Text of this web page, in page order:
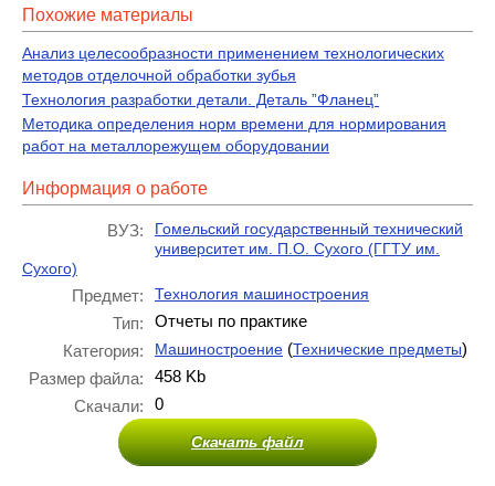
Похожие материалы
Анализ целесообразности применением технологических
методов отделочной обработки зубья
Технология разработки детали. Деталь ”Фланец”
Методика определения норм времени для нормирования
работ на металлорежущем оборудовании
Информация о работе
ВУЗ:
Гомельский государственный технический
университет им. П.О. Сухого (ГГТУ им.
Сухого)
Предмет: Технология машиностроения
Тип:
Отчеты по практике
Категория:
Машиностроение (Технические предметы)
Размер файла:
458 Kb
Скачали:
0
Скачать файл